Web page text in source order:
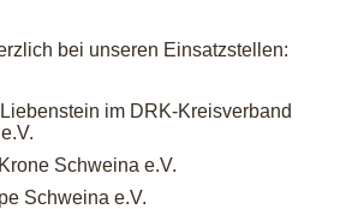
bei unseren Einsatzstellen:
im DRK-Kreisverband
Schweina e.V.
Schweina e.V.